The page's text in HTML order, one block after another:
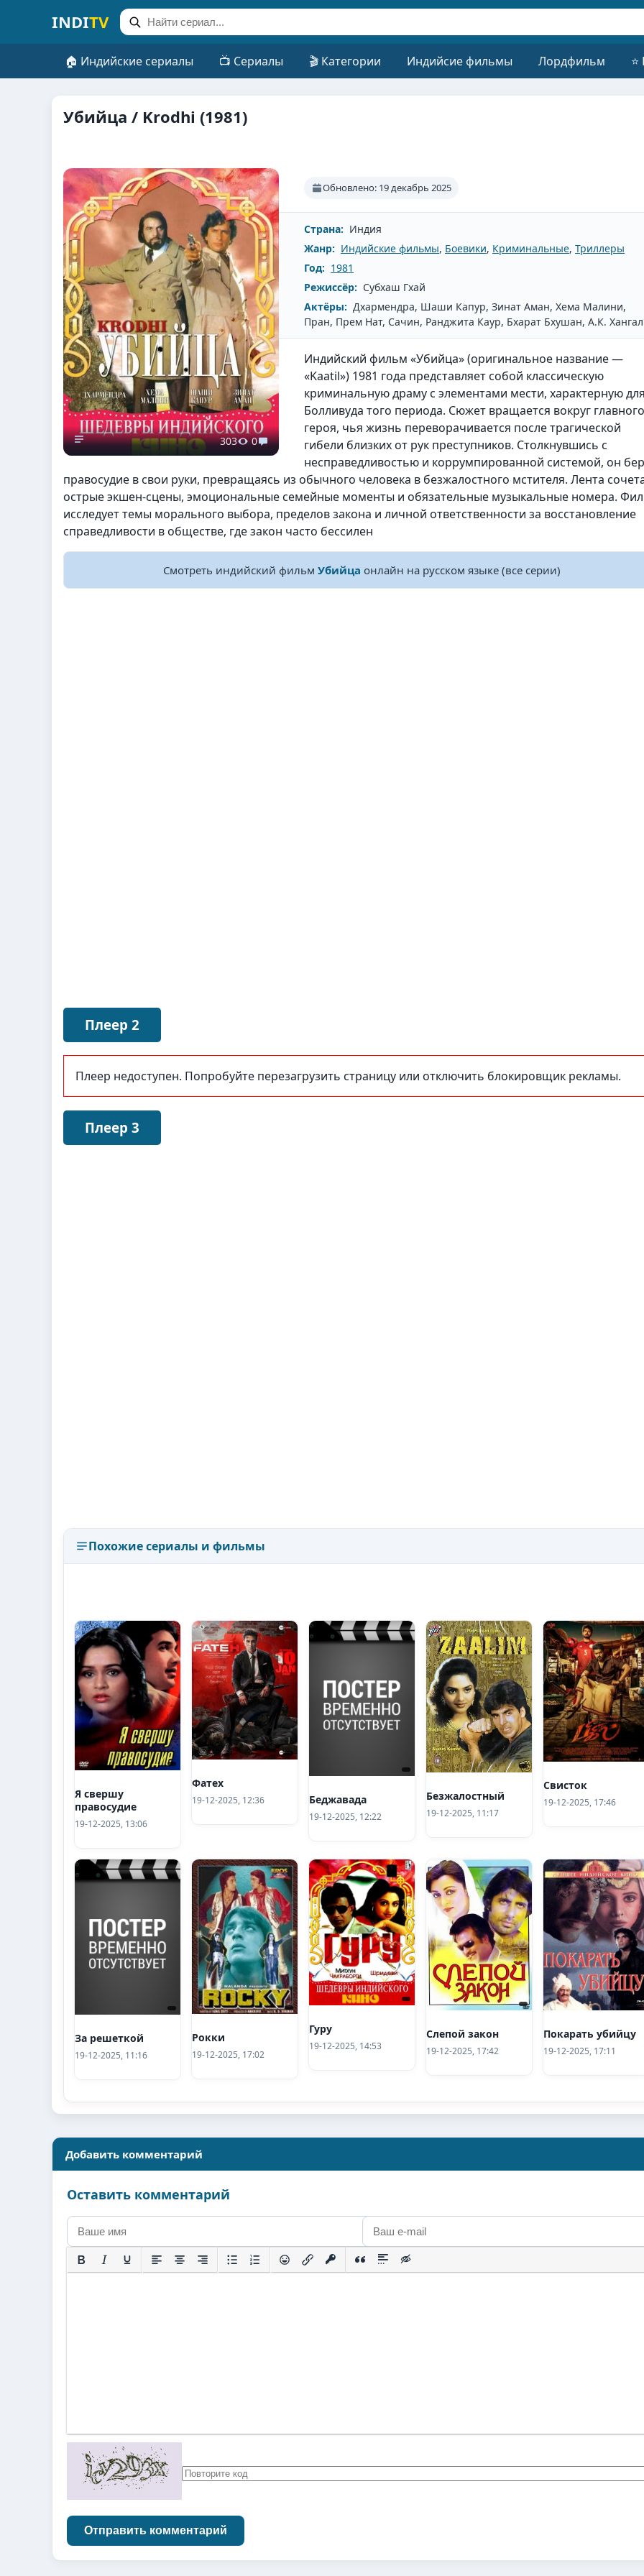
INDITV
🏠 Индийские сериалы 📺 Сериалы 🎬 Категории Индийсие фильмы Лордфильм
Убийца / Krodhi (1981)
303 0
Обновлено: 19 декабрь 2025
Страна: Индия
Жанр: Индийские фильмы, Боевики, Криминальные, Триллеры
Год: 1981
Режиссёр: Субхаш Гхай
Актёры: Дхармендра, Шаши Капур, Зинат Аман, Хема Малини,
Пран, Прем Нат, Сачин, Ранджита Каур, Бхарат Бхушан, А.К. Хангал
Индийский фильм «Убийца» (оригинальное название —
«Kaatil») 1981 года представляет собой классическую
криминальную драму с элементами мести, характерную для
Болливуда того периода. Сюжет вращается вокруг главного
героя, чья жизнь переворачивается после трагической
гибели близких от рук преступников. Столкнувшись с
несправедливостью и коррумпированной системой, он
правосудие в свои руки, превращаясь из обычного человека в безжалостного мстителя. Лента
острые экшен-сцены, эмоциональные семейные моменты и обязательные музыкальные номера.
исследует темы морального выбора, пределов закона и личной ответственности за восстановление
справедливости в обществе, где закон часто бессилен
Смотреть индийский фильм Убийца онлайн на русском языке (все серии)
Плеер 2
Плеер недоступен. Попробуйте перезагрузить страницу или отключить блокировщик рекламы.
Плеер 3
Похожие сериалы и фильмы
Я свершу
правосудие
19-12-2025, 13:06
Фатех
19-12-2025, 12:36 Беджавада
19-12-2025, 12:22
Безжалостный
19-12-2025, 11:17
Свисток
19-12-2025, 17:46
За решеткой
19-12-2025, 11:16
Рокки
19-12-2025, 17:02
Гуру
19-12-2025, 14:53
Слепой закон
19-12-2025, 17:42
Покарать убийцу
19-12-2025, 17:11
Добавить комментарий
Оставить комментарий
Отправить комментарий